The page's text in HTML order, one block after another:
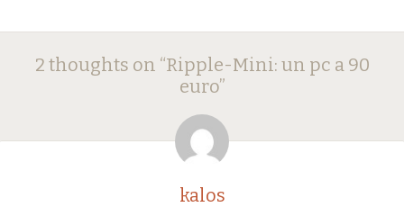
Post
navigation
2 thoughts on “Ripple-Mini: un pc a 90
euro”
kalos